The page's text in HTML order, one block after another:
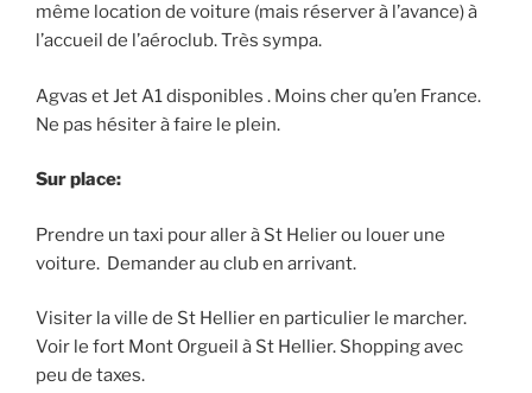
même location de voiture (mais réserver à l’avance) à
l’accueil de l’aéroclub. Très sympa.
Agvas et Jet A1 disponibles . Moins cher qu’en France.
Ne pas hésiter à faire le plein.
Sur place:
Prendre un taxi pour aller à St Helier ou louer une
voiture. Demander au club en arrivant.
Visiter la ville de St Hellier en particulier le marcher.
Voir le fort Mont Orgueil à St Hellier. Shopping avec
peu de taxes.